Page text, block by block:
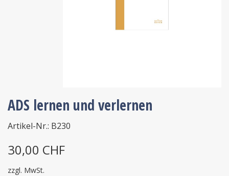
ADS lernen und verlernen
Artikel-Nr.: B230
30,00 CHF
zzgl. MwSt.